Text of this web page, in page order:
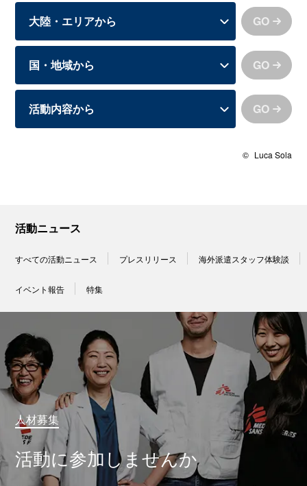
GO
GO
GO
© Luca Sola
活動ニュース
すべての活動ニュース プレスリリース 海外派遣スタッフ体験談
イベント報告 特集
人材募集
活動に参加しませんか